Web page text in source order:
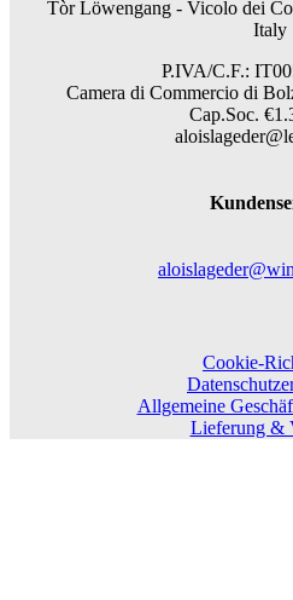
Tòr Löwengang - Vicolo dei
Italy
P.IVA/C.F.:
Camera di Commercio di
Cap.Soc.
Cookie-
Allgemeine
Lieferung &